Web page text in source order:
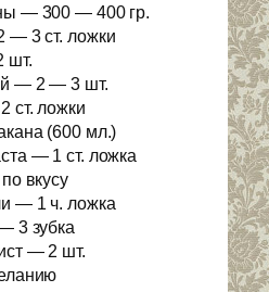
— 300 — 400 гр.
3 ст. ложки
шт.
— 2 — 3 шт.
ст. ложки
(600 мл.)
— 1 ст. ложка
вкусу
— 1 ч. ложка
3 зубка
— 2 шт.